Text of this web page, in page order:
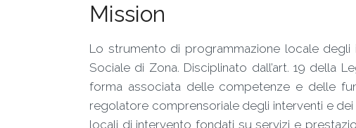
Mission
Lo strumento di programmazione locale degli
Sociale di Zona. Disciplinato dall’art. 19 della
forma associata delle competenze e delle
regolatore comprensoriale degli interventi e
locali di intervento fondati su servizi e